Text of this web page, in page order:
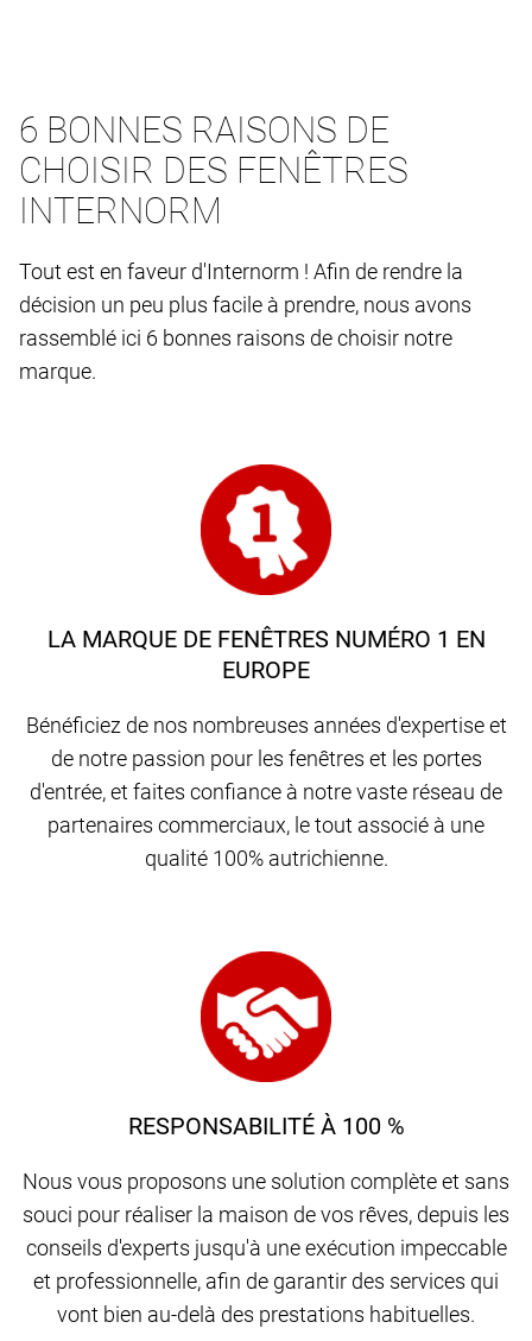
6 BONNES RAISONS DE
CHOISIR DES FENÊTRES
INTERNORM
Tout est en faveur d'Internorm ! Afin de rendre la
décision un peu plus facile à prendre, nous avons
rassemblé ici 6 bonnes raisons de choisir notre
marque.
LA MARQUE DE FENÊTRES NUMÉRO 1 EN
EUROPE
Bénéficiez de nos nombreuses années d'expertise et
de notre passion pour les fenêtres et les portes
d'entrée, et faites confiance à notre vaste réseau de
partenaires commerciaux, le tout associé à une
qualité 100% autrichienne.
RESPONSABILITÉ À 100 %
Nous vous proposons une solution complète et sans
souci pour réaliser la maison de vos rêves, depuis les
conseils d'experts jusqu'à une exécution impeccable
et professionnelle, afin de garantir des services qui
vont bien au-delà des prestations habituelles.